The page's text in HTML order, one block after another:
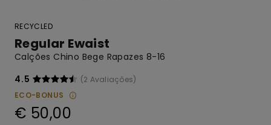
RECYCLED
Regular Ewaist
Calções Chino Bege Rapazes 8-16
4.5
(2 Avaliações)
ECO-BONUS
€ 50,00